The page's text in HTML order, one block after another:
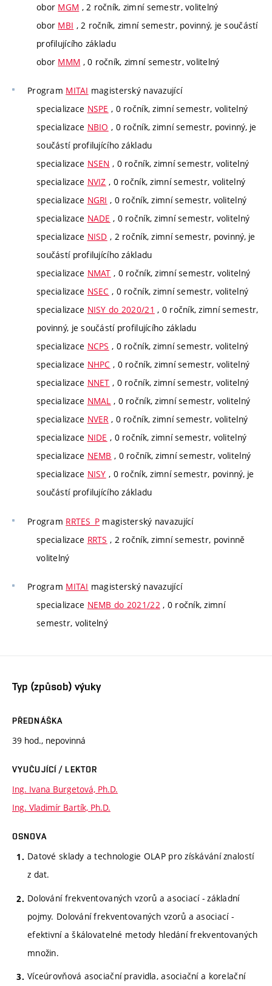
obor MGM , 2 ročník, zimní semestr, volitelný
obor MBI , 2 ročník, zimní semestr, povinný, je součástí
profilujícího základu
obor MMM , 0 ročník, zimní semestr, volitelný
Program MITAI magisterský navazující
specializace NSPE , 0 ročník, zimní semestr, volitelný
specializace NBIO , 0 ročník, zimní semestr, povinný, je
součástí profilujícího základu
specializace NSEN , 0 ročník, zimní semestr, volitelný
specializace NVIZ , 0 ročník, zimní semestr, volitelný
specializace NGRI , 0 ročník, zimní semestr, volitelný
specializace NADE , 0 ročník, zimní semestr, volitelný
specializace NISD , 2 ročník, zimní semestr, povinný, je
součástí profilujícího základu
specializace NMAT , 0 ročník, zimní semestr, volitelný
specializace NSEC , 0 ročník, zimní semestr, volitelný
specializace NISY do 2020/21 , 0 ročník, zimní semestr,
povinný, je součástí profilujícího základu
specializace NCPS , 0 ročník, zimní semestr, volitelný
specializace NHPC , 0 ročník, zimní semestr, volitelný
specializace NNET , 0 ročník, zimní semestr, volitelný
specializace NMAL , 0 ročník, zimní semestr, volitelný
specializace NVER , 0 ročník, zimní semestr, volitelný
specializace NIDE , 0 ročník, zimní semestr, volitelný
specializace NEMB , 0 ročník, zimní semestr, volitelný
specializace NISY , 0 ročník, zimní semestr, povinný, je
součástí profilujícího základu
Program RRTES_P magisterský navazující
specializace RRTS , 2 ročník, zimní semestr, povinně
volitelný
Program MITAI magisterský navazující
specializace NEMB do 2021/22, 0 ročník, zimní
semestr, volitelný
Typ (způsob) výuky
PŘEDNÁŠKA
39 hod., nepovinná
VYUČUJÍCÍ / LEKTOR
Ing. Ivana Burgetová, Ph.D.
Ing. Vladimír Bartík, Ph.D.
OSNOVA
Datové sklady a technologie OLAP pro získávání znalostí
z dat.
Dolování frekventovaných vzorů a asociací - základní
pojmy. Dolování frekventovaných vzorů a asociací -
efektivní a škálovatelné metody hledání frekventovaných
množin.
Víceúrovňová asociační pravidla, asociační a korelační